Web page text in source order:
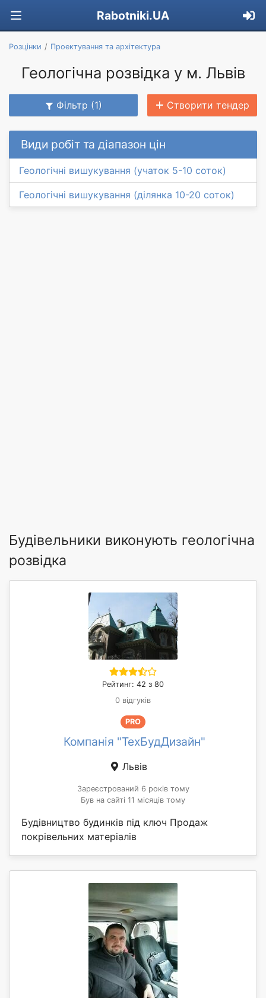
Rabotniki.UA
Розцінки Проектування та архітектура
Геологічна розвідка у м. Львів
Фільтр (1) Створити тендер
Види робіт та діапазон цін
Геологічні вишукування (учаток 5-10 соток)
Геологічні вишукування (ділянка 10-20 соток)
Будівельники виконують геологічна
розвідка
Рейтинг: 42 з 80
0 відгуків
PRO
Компанія "ТехБудДизайн"
Львів
Зареєстрований 6 років тому
Був на сайті 11 місяців тому
Будівництво будинків під ключ Продаж
покрівельних матеріалів